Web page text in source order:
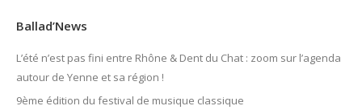
Ballad’News
L’été n’est pas fini entre Rhône & Dent du Chat : zoom sur l’agenda
autour de Yenne et sa région !
9ème édition du festival de musique classique